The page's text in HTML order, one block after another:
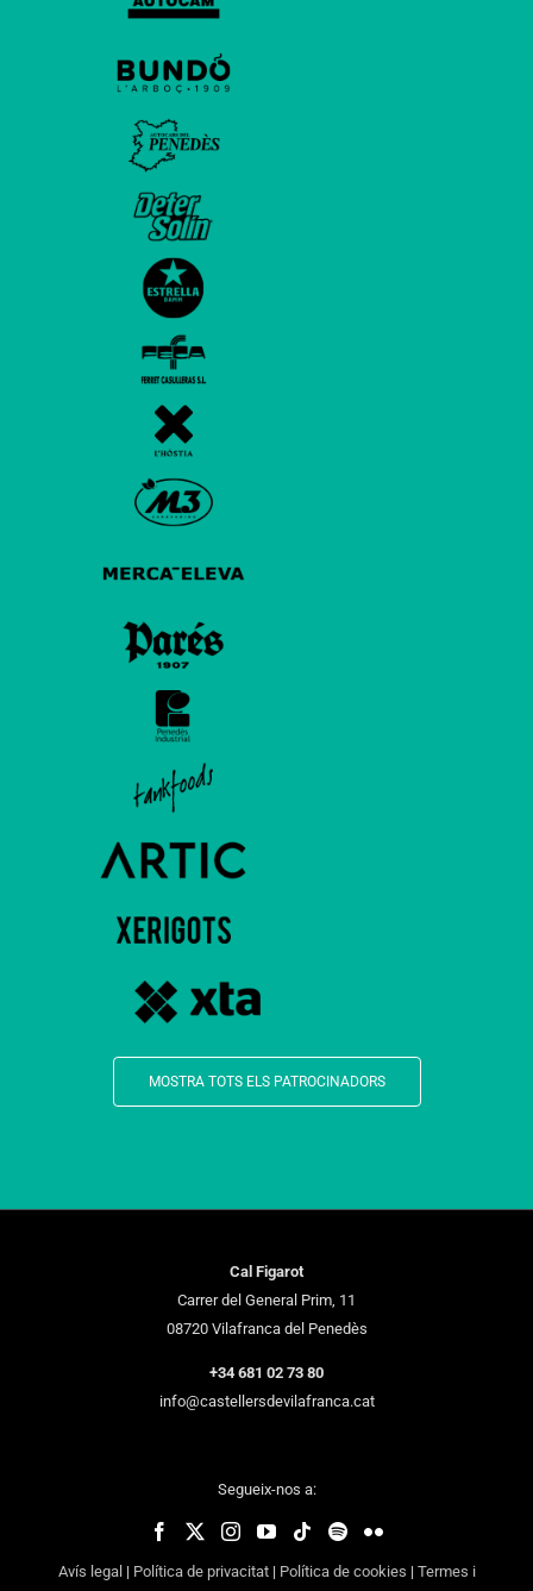
MOSTRA TOTS ELS PATROCINADORS
Cal Figarot
Carrer del General Prim, 11
08720 Vilafranca del Penedès
+34 681 02 73 80
info@castellersdevilafranca.cat
Segueix-nos a:
Avís legal| Política de privacitat| Política de cookies | Termes i